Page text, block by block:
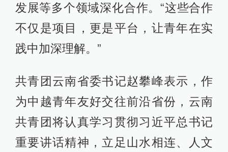
发展等多个领域深化合作。“这些合作
不仅是项目，更是平台，让青年在实
践中加深理解。”
共青团云南省委书记赵攀峰表示，作
为中越青年友好交往前沿省份，云南
共青团将认真学习贯彻习近平总书记
重要讲话精神，立足山水相连、人文